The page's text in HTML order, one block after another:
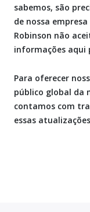
sabemos, são
de nossa
Robinson não
informações aqui
Para oferecer
público global da
contamos com
essas